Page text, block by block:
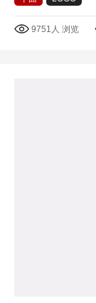
9751人 浏览